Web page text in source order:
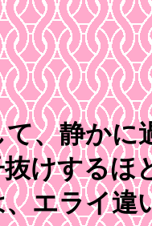
、静かに
けするほ
エライ違